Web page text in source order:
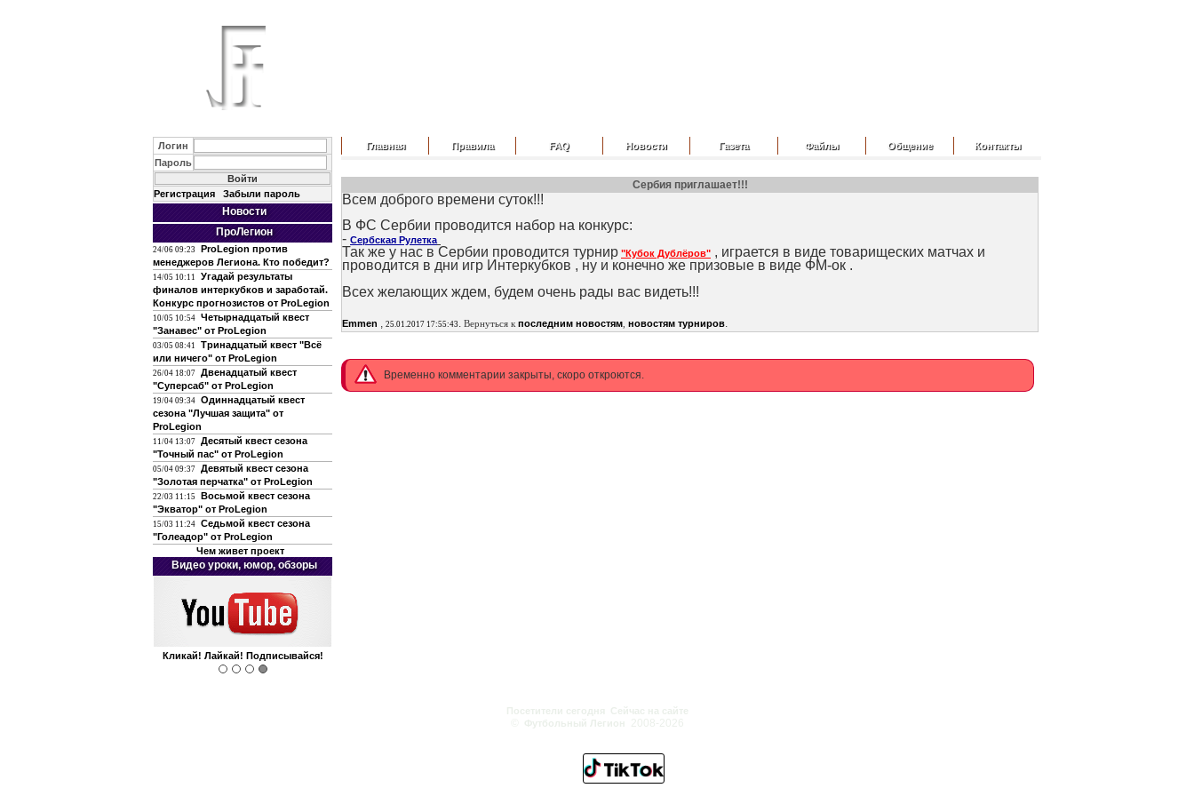
Логин
Пароль
Регистрация Забыли пароль
Новости
ПроЛегион
24/06 09:23
ProLegion против
менеджеров Легиона. Кто победит?
14/05 10:11
Угадай результаты
финалов интеркубков и заработай.
Конкурс прогнозистов от ProLegion
10/05 10:54 Четырнадцатый квест
"Занавес" от ProLegion
03/05 08:41
Тринадцатый квест "Всё
или ничего" от ProLegion
26/04 18:07 Двенадцатый квест
"Суперсаб" от ProLegion
19/04 09:34 Одиннадцатый квест
сезона "Лучшая защита" от
ProLegion
11/04 13:07 Десятый квест сезона
"Точный пас" от ProLegion
05/04 09:37 Девятый квест сезона
"Золотая перчатка" от ProLegion
22/03 11:15
Восьмой квест сезона
"Экватор" от ProLegion
15/03 11:24 Седьмой квест сезона
"Голеадор" от ProLegion
Чем живет проект
Видео уроки, юмор, обзоры
Кликай! Лайкай! Подписывайся!
Главная Правила FAQ Новости Газета Файлы Общение Контакты
Сербия приглашает!!!
Всем доброго времени суток!!!
В ФС Сербии проводится набор на конкурс:
- Сербская Рулетка
Так же у нас в Сербии проводится турнир "Кубок Дублёров" , играется в виде товарищеских матчах и
проводится в дни игр Интеркубков , ну и конечно же призовые в виде ФМ-ок .
Всех желающих ждем, будем очень рады вас видеть!!!
Emmen , 25.01.2017 17:55:43 . Вернуться к последним новостям новостям турниров.
Временно комментарии закрыты, скоро откроются.